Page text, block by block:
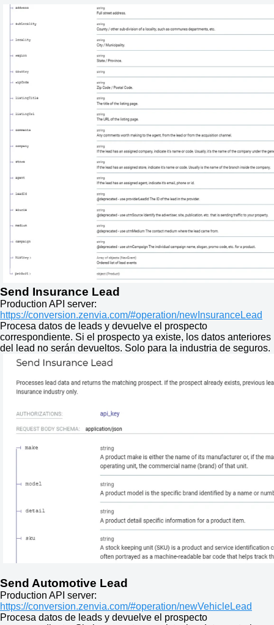
Send Insurance Lead
Production API server:
https://conversion.zenvia.com/#operation/newInsuranceLead
Procesa datos de leads y devuelve el prospecto
correspondiente. Si el prospecto ya existe, los datos anteriores
del lead no serán devueltos. Solo para la industria de seguros.
Send Automotive Lead
Production API server:
https://conversion.zenvia.com/#operation/newVehicleLead
Procesa datos de leads y devuelve el prospecto